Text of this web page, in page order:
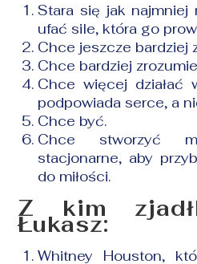
Stara się jak najmniej
ufać sile, która go
Chce jeszcze bardziej
Chce bardziej
Chce więcej
podpowiada serce, a
Chce być.
Chce stworzyć
stacjonarne, aby
do miłości.
Z kim
Łukasz:
Whitney Houston,